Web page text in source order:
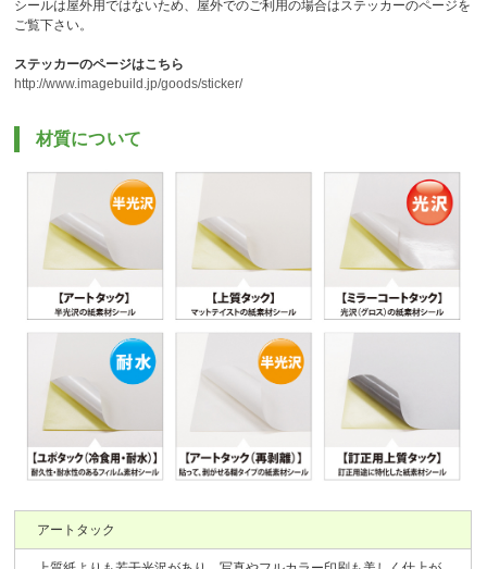
シールは屋外用ではないため、屋外でのご利用の場合はステッカーのページを
ご覧下さい。
ステッカーのページはこちら
http://www.imagebuild.jp/goods/sticker/
材質について
アートタック